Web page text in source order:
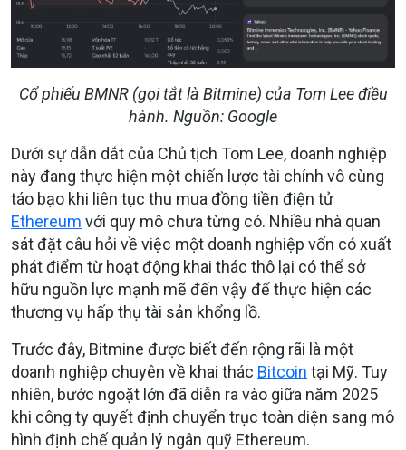
Cổ phiếu BMNR (gọi tắt là Bitmine) của Tom Lee điều
hành. Nguồn: Google
Dưới sự dẫn dắt của Chủ tịch Tom Lee, doanh nghiệp
này đang thực hiện một chiến lược tài chính vô cùng
táo bạo khi liên tục thu mua đồng tiền điện tử
Ethereum với quy mô chưa từng có. Nhiều nhà quan
sát đặt câu hỏi về việc một doanh nghiệp vốn có xuất
phát điểm từ hoạt động khai thác thô lại có thể sở
hữu nguồn lực mạnh mẽ đến vậy để thực hiện các
thương vụ hấp thụ tài sản khổng lồ.
Trước đây, Bitmine được biết đến rộng rãi là một
doanh nghiệp chuyên về khai thác Bitcoin tại Mỹ. Tuy
nhiên, bước ngoặt lớn đã diễn ra vào giữa năm 2025
khi công ty quyết định chuyển trục toàn diện sang mô
hình định chế quản lý ngân quỹ Ethereum.